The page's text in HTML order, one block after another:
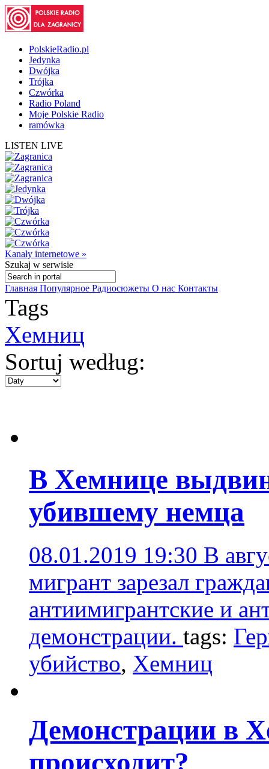
PolskieRadio.pl
Jedynka
Dwójka
Trójka
Czwórka
Radio Poland
Moje Polskie Radio
ramówka
LISTEN LIVE
Kanały internetowe »
Szukaj w serwisie
Главная Популярное Радиосюжеты О нас Контакты
Tags
Хемниц
Sortuj według:
В Хемнице
убившему немца
08.01.2019 19:30 В
мигрант зарезал
антиимигрантские и
демонстрации. tags:
убийство, Хемниц
Демонстрации в
происходит?